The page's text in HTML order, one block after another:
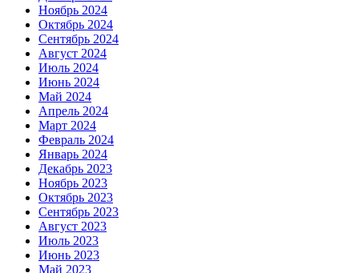
Ноябрь 2024
Октябрь 2024
Сентябрь 2024
Август 2024
Июль 2024
Июнь 2024
Май 2024
Апрель 2024
Март 2024
Февраль 2024
Январь 2024
Декабрь 2023
Ноябрь 2023
Октябрь 2023
Сентябрь 2023
Август 2023
Июль 2023
Июнь 2023
Май 2023